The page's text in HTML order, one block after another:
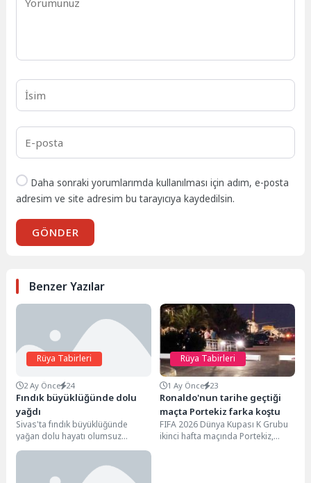
Daha sonraki yorumlarımda kullanılması için adım, e-posta
adresim ve site adresim bu tarayıcıya kaydedilsin.
GÖNDER
Benzer Yazılar
Rüya Tabirleri
2 Ay Önce 24
Fındık büyüklüğünde dolu
yağdı
Sivas'ta fındık büyüklüğünde
yağan dolu hayatı olumsuz
etkiledi. Sivas'ın Ulaş ve Kangal
Rüya Tabirleri
1 Ay Önce 23
Ronaldo'nun tarihe geçtiği
maçta Portekiz farka koştu
FIFA 2026 Dünya Kupası K Grubu
ikinci hafta maçında Portekiz,